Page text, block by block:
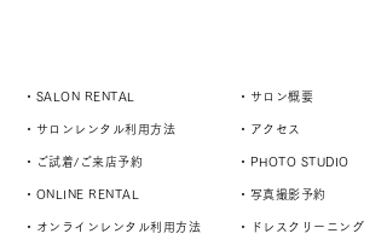
・SALON RENTAL
・サロンレンタル利用方法
・ご試着/ご来店予約
・ONLINE RENTAL
・オンラインレンタル利用方法
・サロン概要
・アクセス
・PHOTO STUDIO
・写真撮影予約
・ドレスクリーニング